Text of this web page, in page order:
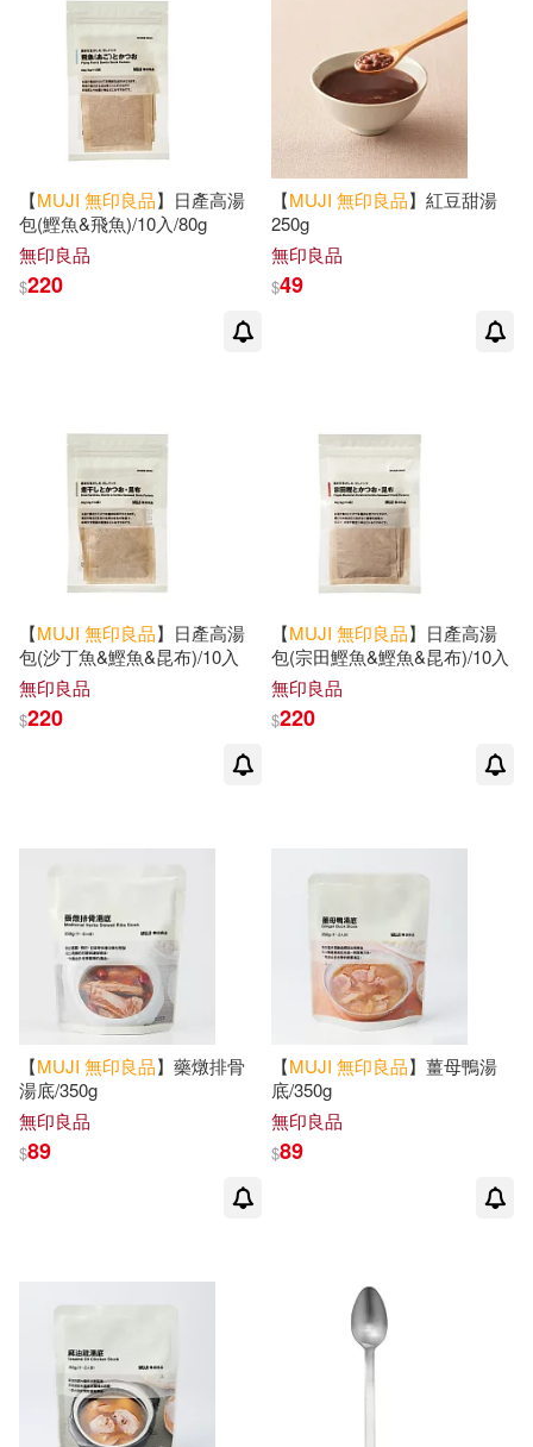
【MUJI 無印良品】日產高湯
包(鰹魚&飛魚)/10入/80g
無印良品
$220
【MUJI 無印良品】紅豆甜湯
250g
無印良品
$49
【MUJI 無印良品】日產高湯
包(沙丁魚&鰹魚&昆布)/10入
無印良品
$220
【MUJI 無印良品】日產高湯
包(宗田鰹魚&鰹魚&昆布)/10入
無印良品
$220
【MUJI 無印良品】藥燉排骨
湯底/350g
無印良品
$89
【MUJI 無印良品】薑母鴨湯
底/350g
無印良品
$89